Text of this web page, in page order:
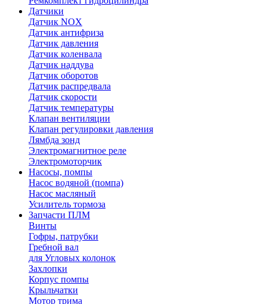
Датчики
Датчик NOX
Датчик антифриза
Датчик давления
Датчик коленвала
Датчик наддува
Датчик оборотов
Датчик распредвала
Датчик скорости
Датчик температуры
Клапан вентиляции
Клапан регулировки давления
Лямбда зонд
Электромагнитное реле
Электромоторчик
Насосы, помпы
Насос водяной (помпа)
Насос масляный
Усилитель тормоза
Запчасти ПЛМ
Винты
Гофры, патрубки
Гребной вал
для Угловых колонок
Захлопки
Корпус помпы
Крыльчатки
Мотор трима